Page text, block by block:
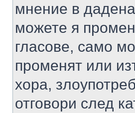
мнение в
можете я
гласове, само
променят или
хора,
отговори след